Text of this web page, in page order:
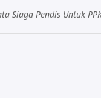
Siaga Pendis Untuk